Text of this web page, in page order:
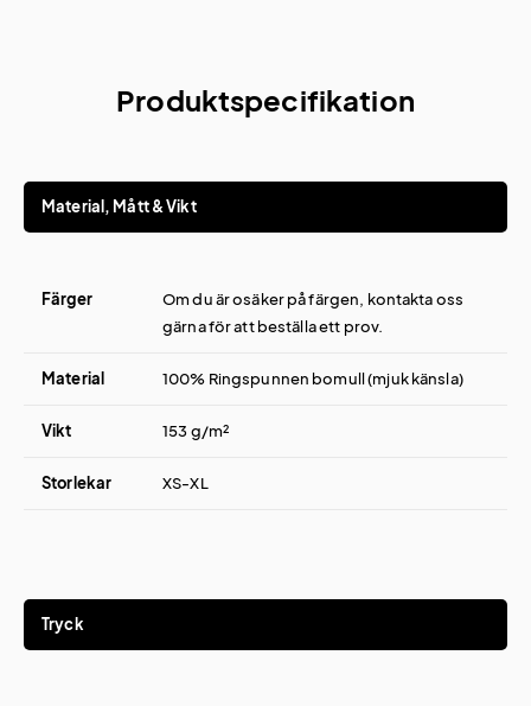
Produktspecifikation
Material, Mått & Vikt
Färger
Om du är osäker på färgen, kontakta oss
gärna för att beställa ett prov.
Material 100% Ringspunnen bomull (mjuk känsla)
Vikt 153 g/m²
Storlekar XS-XL
Tryck